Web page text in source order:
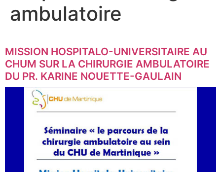
ambulatoire
MISSION HOSPITALO-UNIVERSITAIRE AU
CHUM SUR LA CHIRURGIE AMBULATOIRE
DU PR. KARINE NOUETTE-GAULAIN